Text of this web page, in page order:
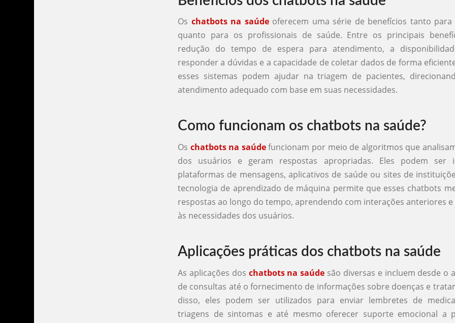
Os chatbots na saúdeoferecem uma série de benefícios tanto para
quanto para os profissionais de saúde. Entre os principais
redução do tempo de espera para atendimento, a
responder a dúvidas e a capacidade de coletar dados de forma
esses sistemas podem ajudar na triagem de pacientes,
atendimento adequado com base em suas necessidades.
Como funcionam os chatbots na saúde?
Os chatbots na saúdefuncionam por meio de algoritmos que
dos usuários e geram respostas apropriadas. Eles podem ser
plataformas de mensagens, aplicativos de saúde ou sites de
tecnologia de aprendizado de máquina permite que esses chatbots
respostas ao longo do tempo, aprendendo com interações anteriores e
às necessidades dos usuários.
Aplicações práticas dos chatbots na saúde
As aplicações dos chatbots na saúde são diversas e incluem desde o
de consultas até o fornecimento de informações sobre doenças e
disso, eles podem ser utilizados para enviar lembretes de
triagens de sintomas e até mesmo oferecer suporte emocional a